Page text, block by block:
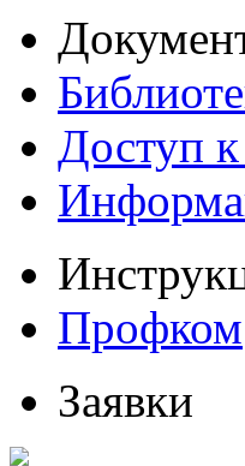
Доступ
Профком
Заявки